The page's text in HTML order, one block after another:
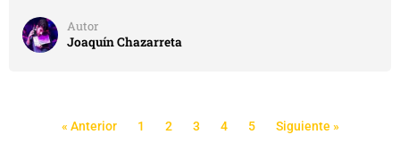
Autor
Joaquín Chazarreta
« Anterior 1 2 3 4 5 Siguiente »